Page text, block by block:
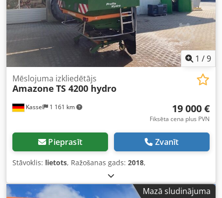
1 /9
Kassel 1 161 km
Mēslojuma izkliedētājs
Amazone TS 4200 hydro
19 000 €
Fiksēta cena plus PVN
Pieprasīt Zvanīt
Stāvoklis: lietots, Ražošanas gads: 2018,
Mazā sludinājuma